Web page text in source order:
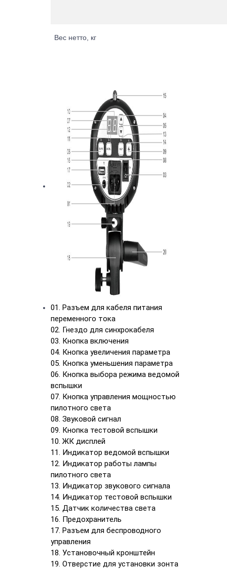
Вес нетто, кг
01. Разъем для кабеля питания
переменного тока
02. Гнездо для синхрокабеля
03. Кнопка включения
04. Кнопка увеличения параметра
05. Кнопка уменьшения параметра
06. Кнопка выбора режима ведомой
вспышки
07. Кнопка управления мощностью
пилотного света
08. Звуковой сигнал
09. Кнопка тестовой вспышки
10. ЖК дисплей
11. Индикатор ведомой вспышки
12. Индикатор работы лампы
пилотного света
13. Индикатор звукового сигнала
14. Индикатор тестовой вспышки
15. Датчик количества света
16. Предохранитель
17. Разъем для беспроводного
управления
18. Установочный кронштейн
19. Отверстие для установки зонта